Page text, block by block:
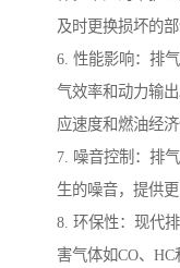
及时更换损坏的部
6. 性能影响：排
气效率和动力输
应速度和燃油经济
7. 噪音控制：排
生的噪音，提供
8. 环保性：现代
害气体如CO、